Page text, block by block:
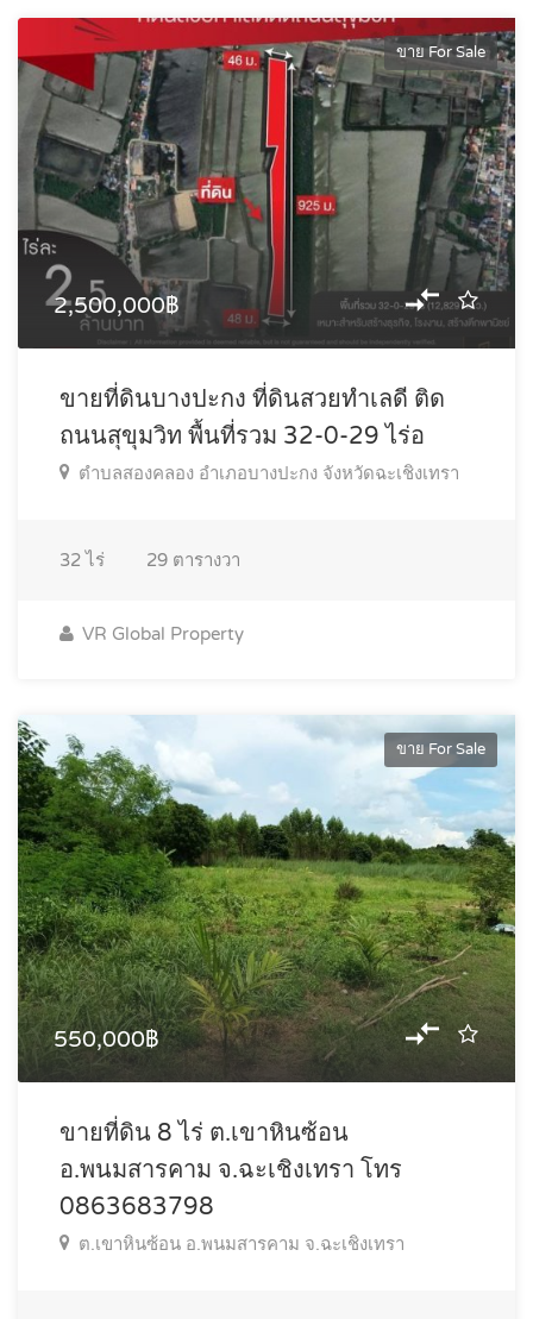
ขาย For Sale
2,500,000฿
ขายที่ดินบางปะกง ที่ดินสวยทำเลดี ติด
ถนนสุขุมวิท พื้นที่รวม 32-0-29 ไร่อ
ตำบลสองคลอง อำเภอบางปะกง จังหวัดฉะเชิงเทรา
32 ไร่ 29 ตารางวา
VR Global Property
ขาย For Sale
550,000฿
ขายที่ดิน 8 ไร่ ต.เขาหินซ้อน
อ.พนมสารคาม จ.ฉะเชิงเทรา โทร
0863683798
ต.เขาหินซ้อน อ.พนมสารคาม จ.ฉะเชิงเทรา